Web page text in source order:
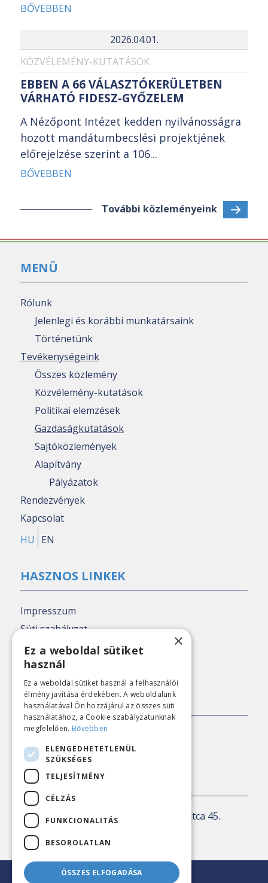
BŐVEBBEN
2026.04.01.
KÖZVÉLEMÉNY-KUTATÁSOK
EBBEN A 66 VÁLASZTÓKERÜLETBEN
VÁRHATÓ FIDESZ-GYŐZELEM
A Nézőpont Intézet kedden nyilvánosságra
hozott mandátumbecslési projektjének
előrejelzése szerint a 106...
BŐVEBBEN
További közleményeink
MENÜ
Rólunk
Jelenlegi és korábbi munkatársaink
Történetünk
Tevékenységeink
Összes közlemény
Közvélemény-kutatások
Politikai elemzések
Gazdaságkutatások
Sajtóközlemények
Alapítvány
Pályázatok
Rendezvények
Kapcsolat
HU
EN
HASZNOS LINKEK
Impresszum
Süti szabályzat
Adatkezelési tájékoztató
Nézőpont archív
SAJTÓKAPCSOLAT
E-mail: sajto@nezopont.hu
KAPCSOLAT
Levelezési cím:1143 Budapest, Ilka utca 45.
E-mail:iroda@nezopont.hu
×
Ez a weboldal sütiket
használ
Ez a weboldal sütiket használ a felhasználói
élmény javítása érdekében. A weboldalunk
használatával Ön hozzájárul az összes süti
használatához, a Cookie szabályzatunknak
megfelelően. Bővebben
ELENGEDHETETLENÜL
SZÜKSÉGES
TELJESÍTMÉNY
CÉLZÁS
FUNKCIONALITÁS
BESOROLATLAN
ÖSSZES ELFOGADÁSA